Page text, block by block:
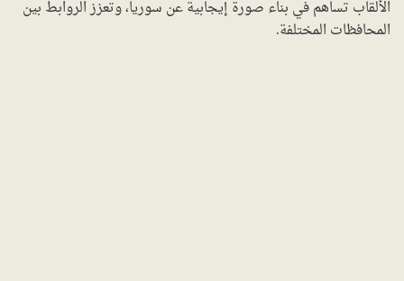
الألقاب تساهم في بناء صورة إيجابية عن سوريا، وتعزز الروابط بين
المحافظات المختلفة.